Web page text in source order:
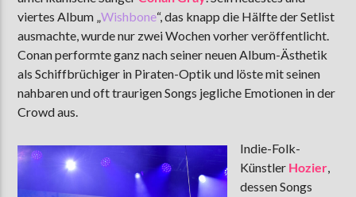
viertes Album „Wishbone“, das knapp die Hälfte der Setlist
ausmachte, wurde nur zwei Wochen vorher veröffentlicht.
Conan performte ganz nach seiner neuen Album-Ästhetik
als Schiffbrüchiger in Piraten-Optik und löste mit seinen
nahbaren und oft traurigen Songs jegliche Emotionen in der
Crowd aus.
Indie-Folk-
Künstler Hozier,
dessen Songs